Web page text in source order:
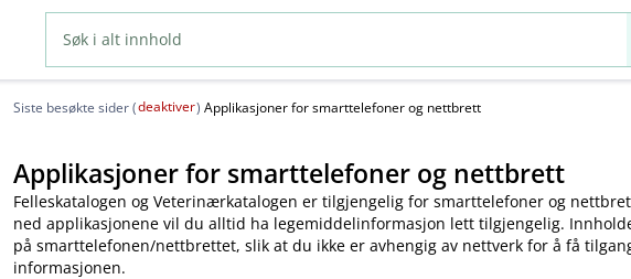
Siste besøkte sider (deaktiver) Applikasjoner for smarttelefoner og nettbrett
Applikasjoner for smarttelefoner og nettbrett
Felleskatalogen og Veterinærkatalogen er tilgjengelig for smarttelefoner og
ned applikasjonene vil du alltid ha legemiddelinformasjon lett tilgjengelig.
på smarttelefonen​/​nettbrettet, slik at du ikke er avhengig av nettverk for å få
informasjonen.